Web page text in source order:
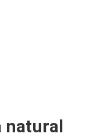
natural